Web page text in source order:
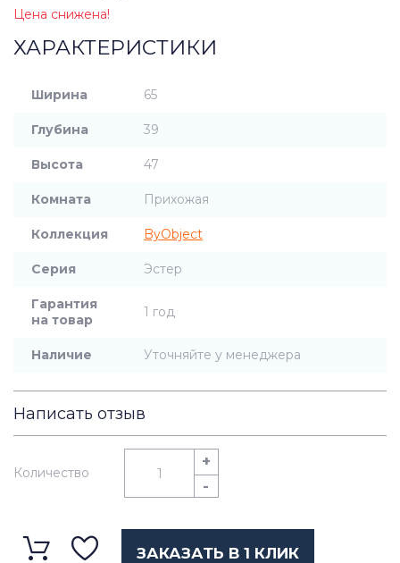
Цена снижена!
ХАРАКТЕРИСТИКИ
Ширина 65
Глубина 39
Высота 47
Комната Прихожая
Коллекция ByObject
Серия Эстер
Гарантия
на товар
1 год
Наличие Уточняйте у менеджера
Написать отзыв
Количество
+
-
ЗАКАЗАТЬ В 1 КЛИК